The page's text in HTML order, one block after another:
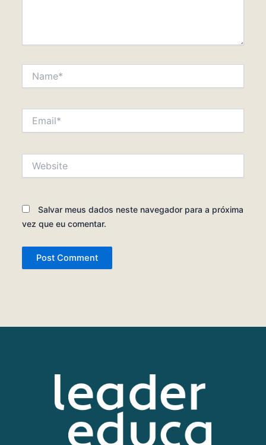
Salvar meus dados neste navegador para a próxima
vez que eu comentar.